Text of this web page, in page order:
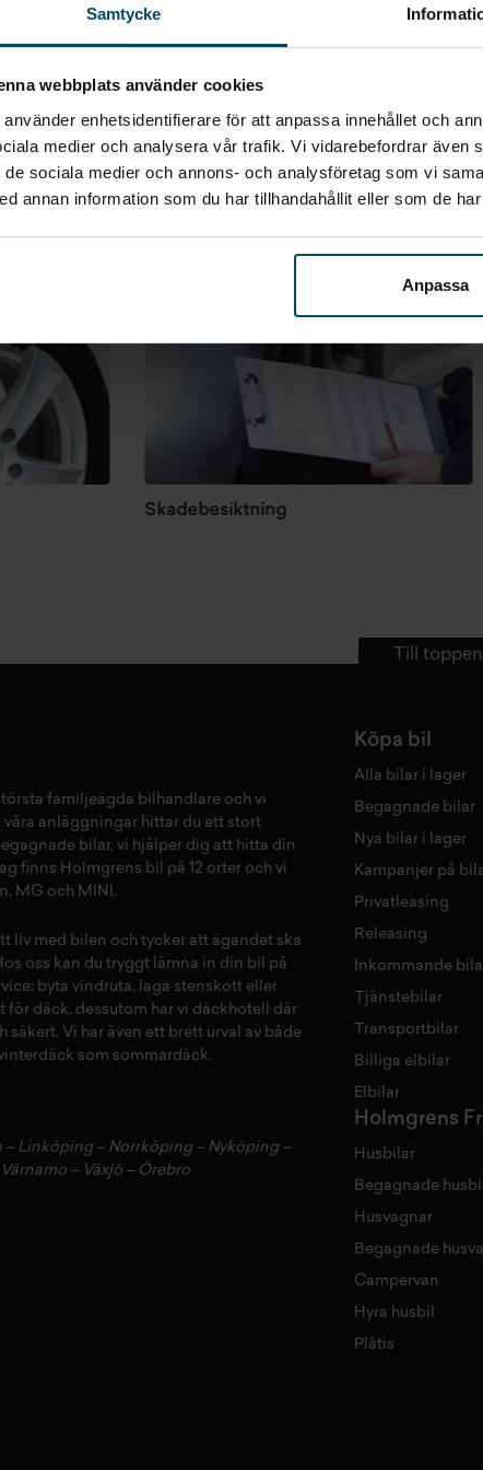
Samtycke
webbplats använder cookies
använder enhetsidentifierare för att anpassa innehållet och
medier och analysera vår trafik. Vi vidarebefordrar även
de sociala medier och annons- och analysföretag som vi
annan information som du har tillhandahållit eller som de
Anpassa
Gå till Verkstad
Skadebesiktning
Till toppen
familjeägda bilhandlare och vi
anläggningar hittar du ett stort
bilar, vi hjälper dig att hitta din
finns Holmgrens bil på 12 orter och vi
, MG och MINI.
liv med bilen och tycker att ägandet ska
oss kan du tryggt lämna in din bil på
byta vindruta, laga stenskott eller
för däck, dessutom har vi däckhotell där
säkert. Vi har även ett brett urval av både
som sommardäck.
– Linköping– Norrköping– Nyköping–
Värnamo – Växjö – Örebro
Köpa bil
Alla bilar i lager
Begagnade bilar
Nya bilar i lager
Kampanjer på
Privatleasing
Releasing
Inkommande
Tjänstebilar
Transportbilar
Billiga elbilar
Elbilar
Holmgrens
Husbilar
Begagnade
Husvagnar
Begagnade
Campervan
Hyra husbil
Plåtis